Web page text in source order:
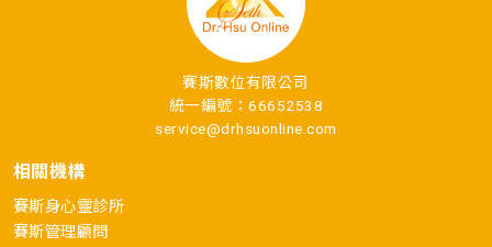
賽斯數位有限公司
統一編號：66652538
service@drhsuonline.com
相關機構
賽斯身心靈診所
賽斯管理顧問